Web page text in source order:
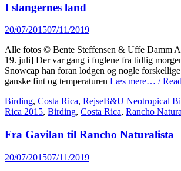
I slangernes land
Posted
20/07/201507/11/2019
Alle fotos © Bente Steffensen & Uffe Damm
19. juli] Der var gang i fuglene fra tidlig
Snowcap han foran lodgen og nogle
ganske fint og temperaturen Læs mere… /
Categories
Birding, Costa Rica, RejseTags
B&U Neotropical
Rica 2015, Birding, Costa Rica, Rancho
Fra Gavilan til Rancho Naturalista
Posted
20/07/201507/11/2019